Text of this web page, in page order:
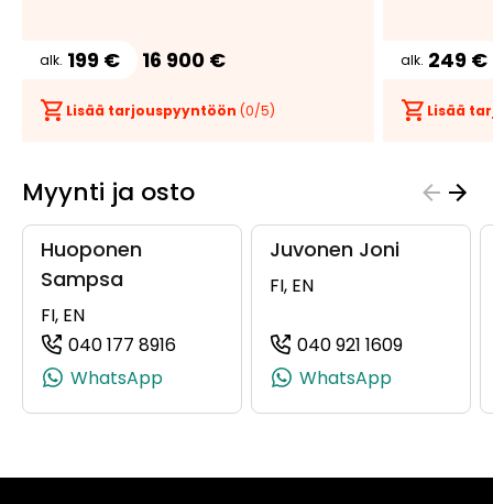
alk. 199 € 16 900 €
Lisää tarjouspyyntöön (0/5)
alk. 249 €
Lisää
Myynti ja osto
Huoponen
Sampsa
FI, EN
040 177 8916
(+358401778916, 0401778916, +358
WhatsApp
Juvonen Joni
FI, EN
040 921 1609
WhatsApp